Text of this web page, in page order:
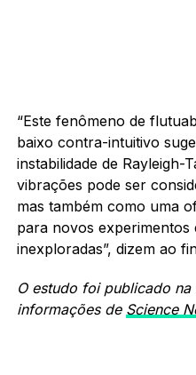
“Este fenômeno de
baixo contra-intuitivo
instabilidade de Rayleigh-
vibrações pode ser
mas também como uma
para novos experimentos
inexploradas”, dizem ao
O estudo foi publicado na
informações de Science